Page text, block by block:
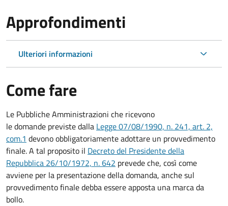
Approfondimenti
Ulteriori informazioni
Come fare
Le Pubbliche Amministrazioni che ricevono
le domande previste dalla Legge 07/08/1990, n. 241, art. 2,
com.1 devono obbligatoriamente adottare un provvedimento
finale. A tal proposito il Decreto del Presidente della
Repubblica 26/10/1972, n. 642 prevede che, così come
avviene per la presentazione della domanda, anche sul
provvedimento finale debba essere apposta una marca da
bollo.